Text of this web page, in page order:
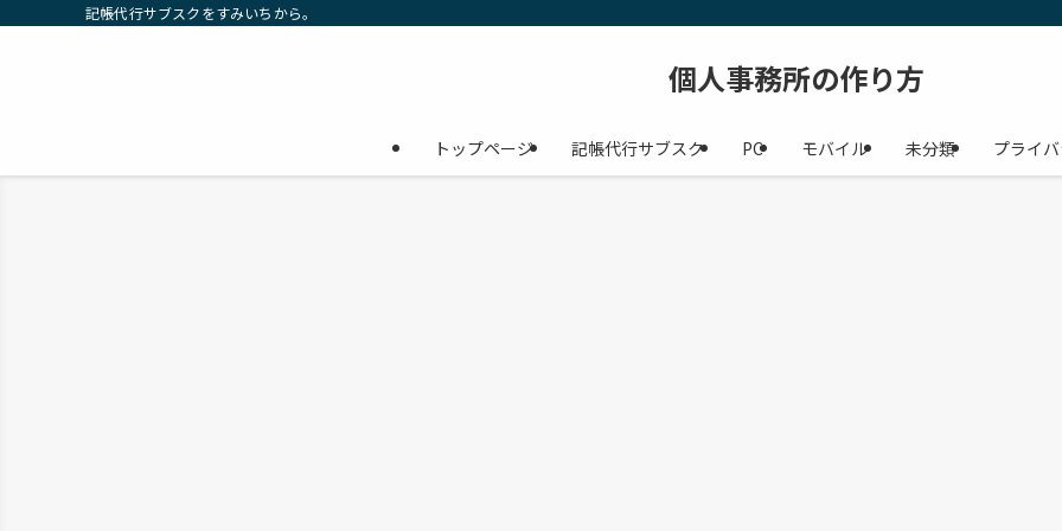
記帳代行サブスクをすみいちから。
個人事務所の作り方
トップページ 記帳代行サブスク PC モバイル 未分類 プライ